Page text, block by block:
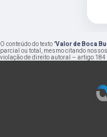
O conteúdo do texto "Valor de Boca
parcial ou total, mesmo citando
violação de direito autoral – artigo 184